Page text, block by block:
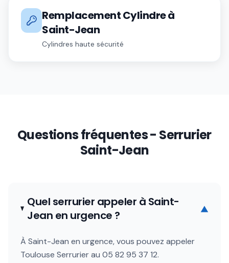
Remplacement Cylindreà
Saint-Jean
Cylindres haute sécurité
Questions fréquentes - Serrurier
Saint-Jean
Quel serrurier appeler à Saint-
Jean en urgence ?
▼
À Saint-Jean en urgence, vous pouvez appeler
Toulouse Serrurier au 05 82 95 37 12.